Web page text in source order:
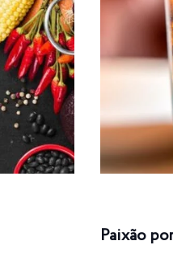
Paixão